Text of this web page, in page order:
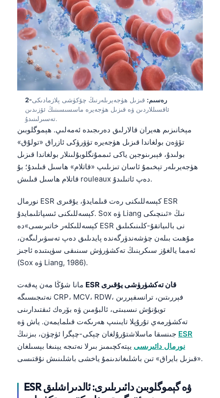
2-رەسىم: قىزىل ھۈجەيرىلەرنىڭ چۆكۈشى پلازمادىكى
ئاقسىللاردىن ۋە قىزىل ھۈجەيرە ماسسىسىنىڭ ئۆزىدىن
تەسىرلىنىدۇ.
مېخانىزىم ھەيران قالارلىق دەرىجىدە ئەمەلىي. ھېموگلوبىن
تۆۋەن بولغاندا قىزىل ھۈجەيرە تۈۋرۈكى ئازراق «تولۇق»
بولىدۇ، فېبرىنوجېن ياكى ئىممۇنگلوبۇلىنلار بولغاندا قىزىل
ھۈجەيرىلەر تېخىمۇ ئاسان تىزىلىپ «قاتلام» ھاسىل قىلىدۇ؛ بۇ
قاتلام ھاسىل قىلىش rouleaux دەپ ئاتىلىدۇ.
نورمال ESR كېسەللىكنى رەت قىلمايدۇ، يۇقىرى ESR
كېسەللىكنى ئىسپاتلىمايدۇ. Sox ۋە Liang نىڭ «ئىنچىكى
كېسەللىكلەر خاتىرىسى»دە ESR نى بالىياتقۇ-كلىنىكىلىق
مۇھىت بىلەن چۈشەندۈرگەندە پايدىلىق دەپ تەسۋىرلىگەن،
ئەمما يالغۇز سىكرېنىڭ تەكشۈرۈش سىنىقى سۈپىتىدە ئاجىز
(Sox ۋە Liang, 1986).
ESR قان تەكشۈرۈشى يۇقىرى
نەتىجىسىگە CRP، MCV، RDW، فېررىتىن، ترانسفېررىن
تويۇنۇش نىسبىتى، ئالبۇمىن ۋە بۆرەك ئىقتىدارىنى
تەكشۈرمەي تۇرۇپلا تايىنىپ ھەرىكەت قىلمايمەن. ياش ۋە
ESR
نورمال دائىرىسى يېتەكچىمىز بىرلا نەتىجە يېنىغا بېسىلغان
«قىزىل بايراق» تىن باشلىغاندىنمۇ ياخشى باشلىنىش نۇقتىسى.
ESR ۋە گېموگلوبىن دائىرىلىرى: ئالدىراشلىق